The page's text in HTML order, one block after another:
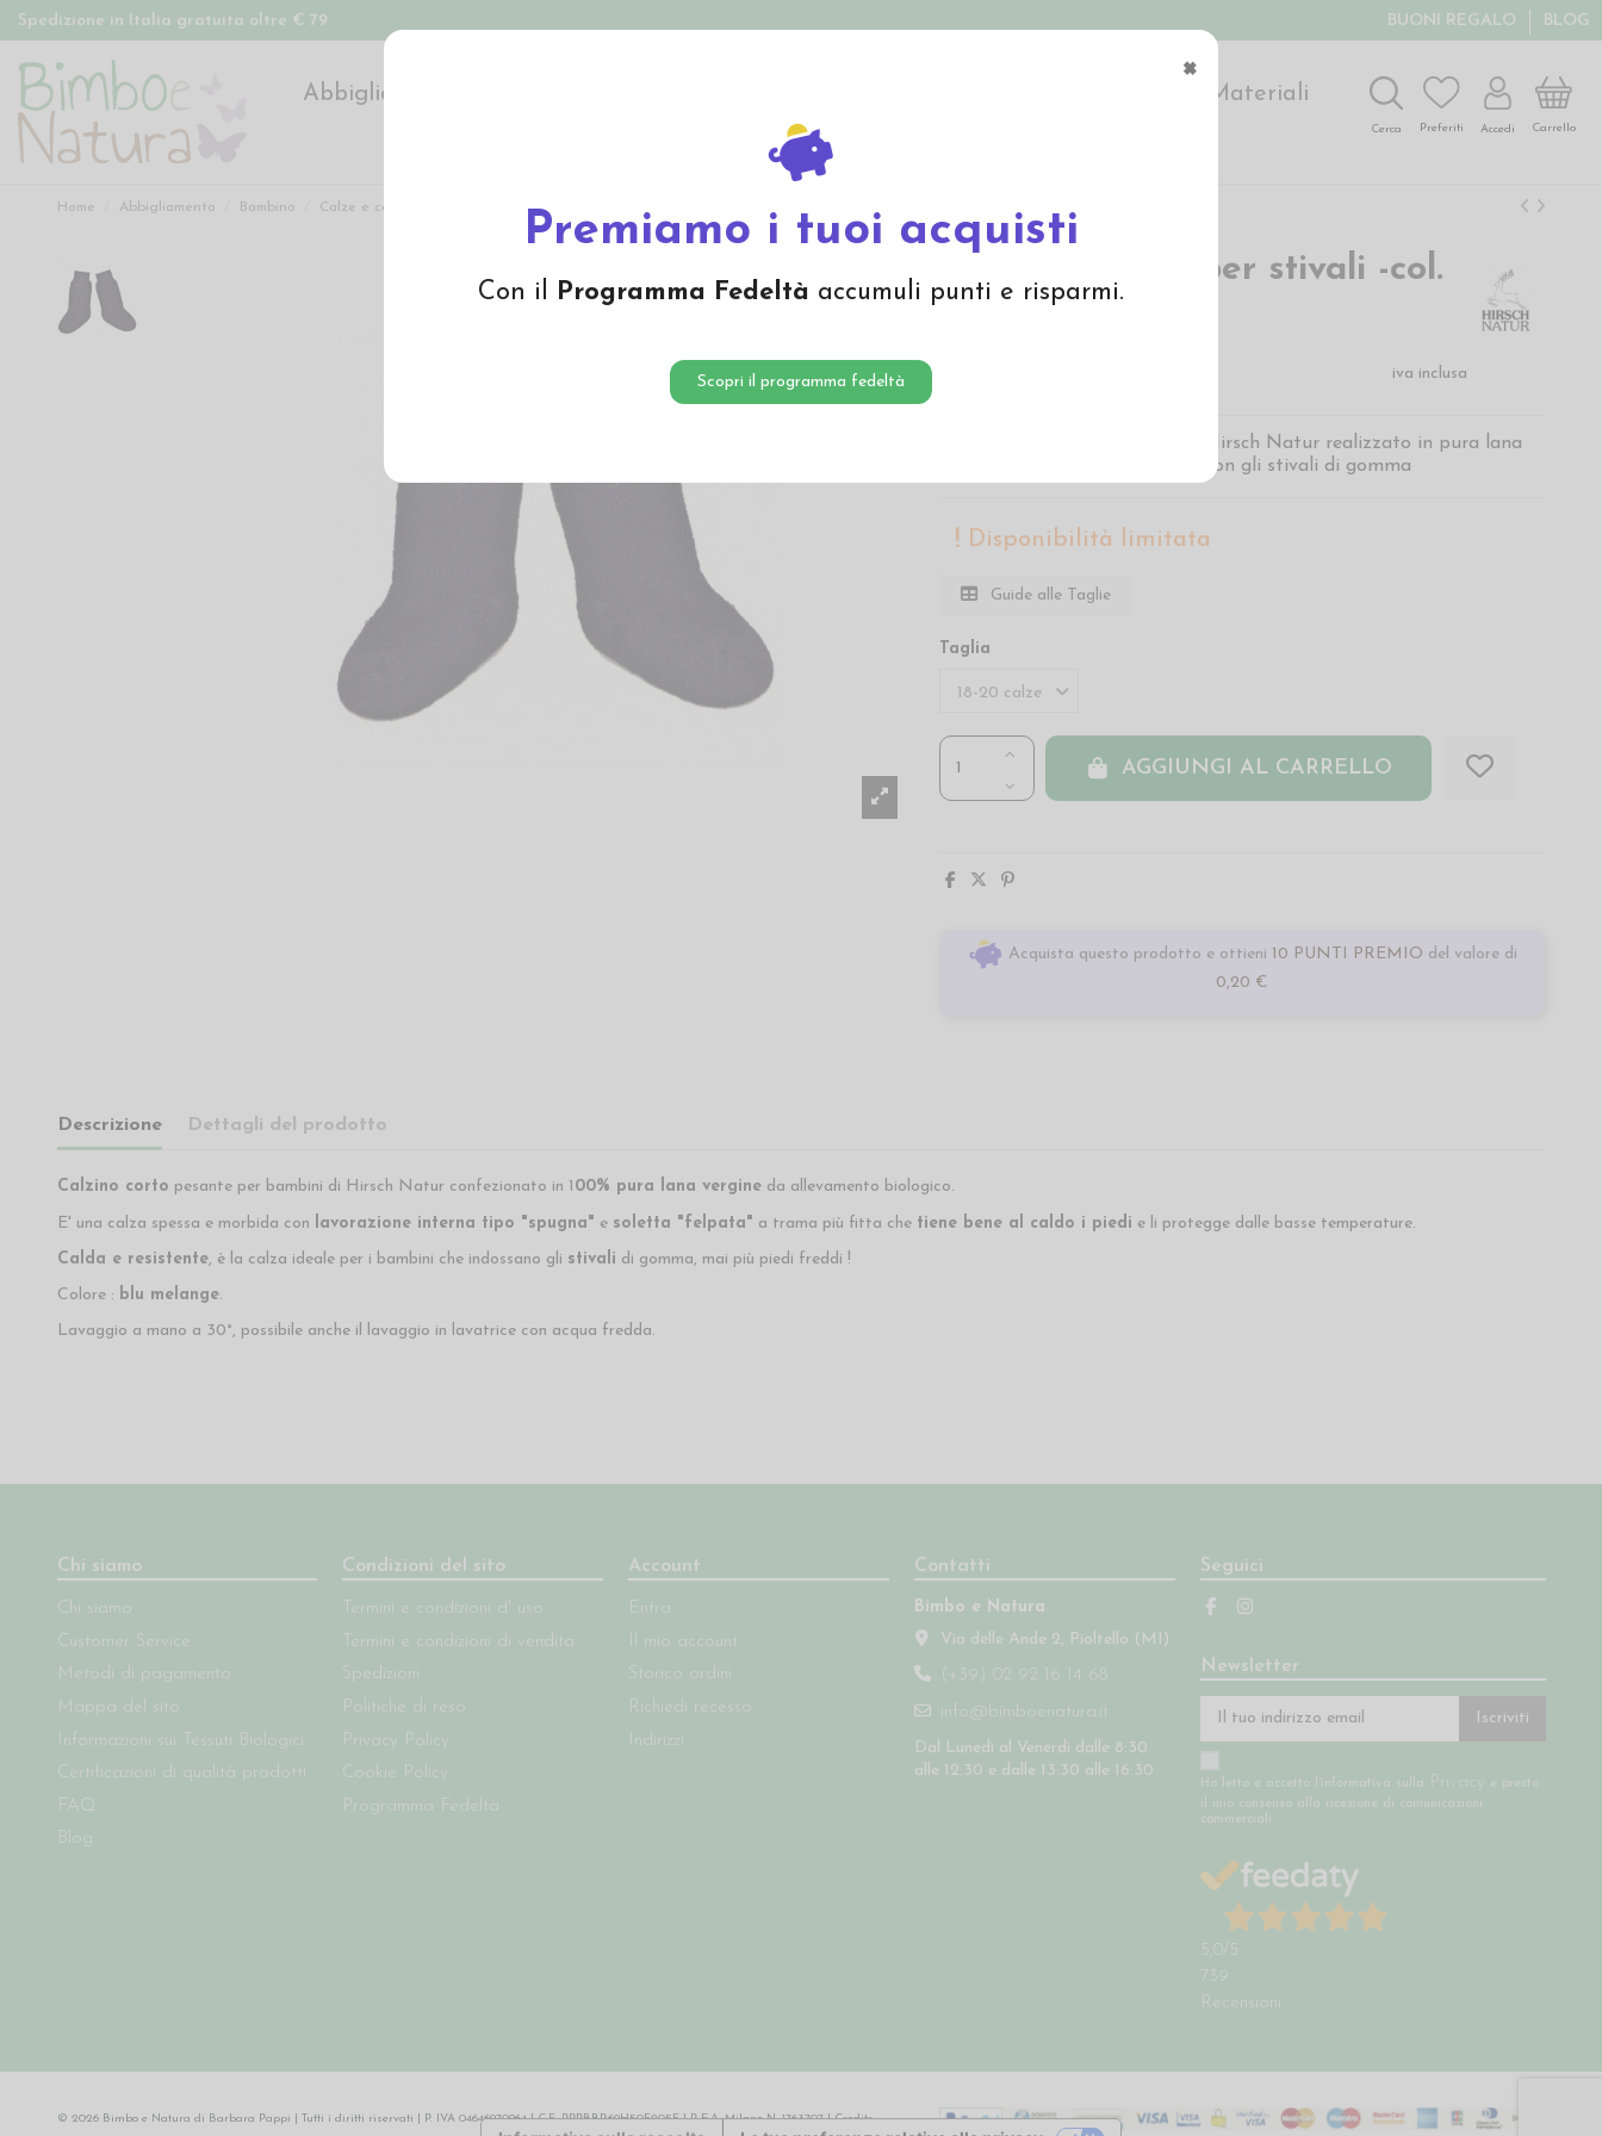
×
Premiamo i tuoi acquisti
Con il Programma Fedeltà accumuli punti e risparmi.
Scopri il programma fedeltà
Spedizione in Italia gratuita oltre € 79 BUONI REGALO BLOG
Abbigliamento
Materiali
Offerte
Cerca Preferiti Accedi Carrello
Home Abbigliamento Bambino Calze e calzamaglie Calzino in lana per stivali -col. blu scuro
Calzino in lana per stivali -col.
blu scuro
iva inclusa
Calzino grosso per bambini di Hirsch Natur realizzato in pura lana
vergine bio e specifico per uso con gli stivali di gomma
Disponibilità limitata
Guide alle Taglie
Taglia
AGGIUNGI AL CARRELLO
Acquista questo prodotto e ottieni 10 PUNTI PREMIO del valore di
0,20 €
Descrizione Dettagli del prodotto
Calzino corto pesante per bambini di Hirsch Natur confezionato in 1 00% pura lana vergineda allevamento biologico.
E' una calza spessa e morbida con lavorazione interna tipo "spugna" e soletta "felpata" a trama più fitta che tiene bene al caldo i piedi e li protegge dalle basse temperature.
Calda e resistente, è la calza ideale per i bambini che indossano gli stivali di gomma, mai più piedi freddi !
Colore : blu melange.
Lavaggio a mano a 30°, possibile anche il lavaggio in lavatrice con acqua fredda.
Chi siamo
Chi siamo
Customer Service
Metodi di pagamento
Mappa del sito
Informazioni sui Tessuti Biologici
Certificazioni di qualità prodotti
FAQ
Blog
Condizioni del sito
Termini e condizioni d' uso
Termini e condizioni di vendita
Spedizioni
Politiche di reso
Privacy Policy
Cookie Policy
Programma Fedeltà
Account
Entra
Il mio account
Storico ordini
Richiedi recesso
Indirizzi
Contatti
Bimbo e Natura
Via delle Ande 2, Pioltello (MI)
(+39) 02 92 16 14 68
info@bimboenatura.it
Dal Lunedì al Venerdì dalle 8:30
alle 12:30 e dalle 13:30 alle 16:30
Seguici
Newsletter
Iscriviti
Ho letto e accetto l'informativa sulla Privacy
e presto
il mio consenso alla ricezione di comunicazioni
commerciali.
5,0/5
739
Recensioni
© 2026 Bimbo e Natura di Barbara Pappi | Tutti i diritti riservati | P. IVA 04646970964 | C.F. PPPBBR69H50F205F | R.E.A. Milano N. 1763707 |Credits